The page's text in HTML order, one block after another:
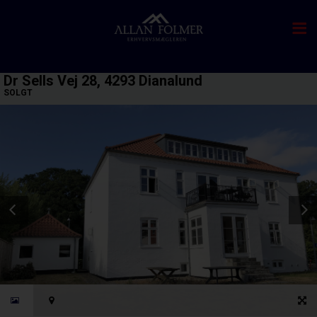
Dr Sells Vej 28, 4293 Dianalund
SOLGT